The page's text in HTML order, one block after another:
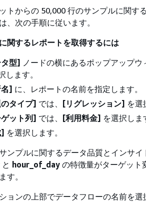
トからの 50,000 行のサンプルに関す
、次の手順に従います。
関するレポートを取得するには
型] ノードの横にあるポップアップウ
します。
] に、レポートの名前を指定します。
タイプ] では、 [リグレッション] を選
ット列] では、 [利用料金] を選択しま
] を選択します。
ンプルに関するデータ品質とインサ
と hour_of_day の特徴量がターゲット
す。
ョンの上部でデータフローの名前を選